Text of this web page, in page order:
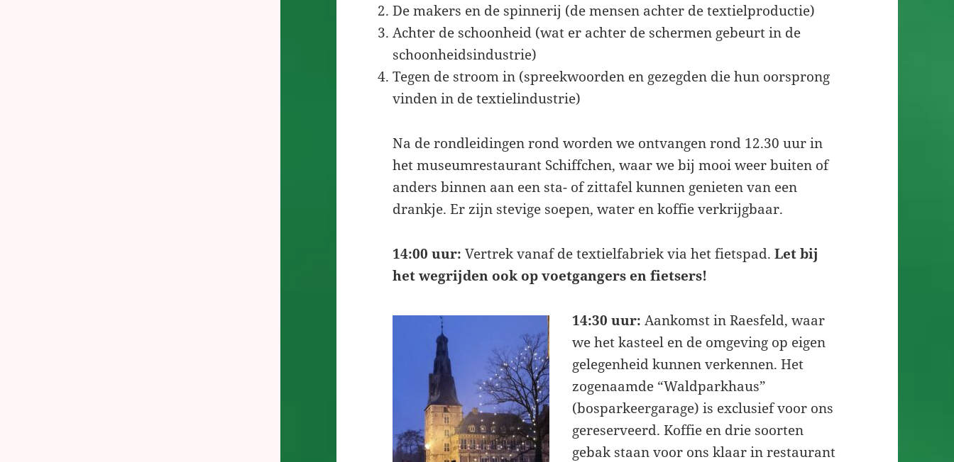
De makers en de spinnerij (de mensen achter de textielproductie)
Achter de schoonheid (wat er achter de schermen gebeurt in de
schoonheidsindustrie)
Tegen de stroom in (spreekwoorden en gezegden die hun oorsprong
vinden in de textielindustrie)
Na de rondleidingen rond worden we ontvangen rond 12.30 uur in
het museumrestaurant Schiffchen, waar we bij mooi weer buiten of
anders binnen aan een sta- of zittafel kunnen genieten van een
drankje. Er zijn stevige soepen, water en koffie verkrijgbaar.
14:00 uur: Vertrek vanaf de textielfabriek via het fietspad.Let bij
het wegrijden ook op voetgangers en fietsers!
14:30 uur: Aankomst in Raesfeld, waar
we het kasteel en de omgeving op eigen
gelegenheid kunnen verkennen. Het
zogenaamde “Waldparkhaus”
(bosparkeergarage) is exclusief voor ons
gereserveerd. Koffie en drie soorten
gebak staan voor ons klaar in restaurant